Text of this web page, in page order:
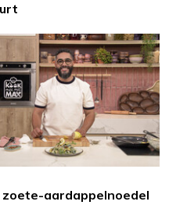
zoete-aardappelnoedel